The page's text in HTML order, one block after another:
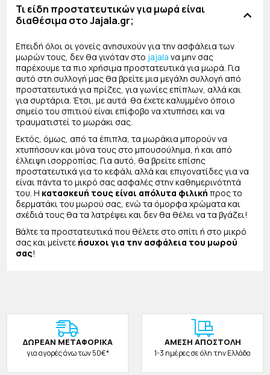
μπορέσει να κάνει τα πρώτα του βήματα με ασφάλεια και
σιγουριά. Βοηθήστε το μικρό σας να
ανεξαρτητοποιηθεί και να ξεκινήσει να περπατάει με
ασφάλεια! Διαλέξτε ανάμεσα σε ποικιλία χρωμάτων και
σχεδίων!
Επιγονατίδες για μωρά
Ανακαλύψτε στο jajala.gr επιγονατίδες που λειτουργούν
ως μαλακά μαξιλαράκια για να προστατεύουν τα γόνατα
του παιδιού στις πρώτες προσπάθειες να μπουσουλήσει!
Θα βρείτε στη συλλογή μας πολλά σχέδια και χρώματα για
να αγοράσετε αυτό που ταιριάζει περισσότερο στο μικρό
σας! Φοριούνται εύκολα και πλένονται!
Προστατευτικά επίπλων για Μωρά
Όλα τα μωράκια, λόγω έλλειψης ισορροπίας, αλλά και
αίσθησης κινδύνου είναι επίφοβα μήπως τραυματιστούν.
Επειδή δεν γίνεται να αδειάσετε το σπίτι από τα έπιπλα με
τον φόβο μη χτυπήσει το μωράκι σας,
σας
έχουμε τη λύση! Τα προστατευτικά επίπλων για μωρά
που σας παρέχουμε θα δώσουν τέλος σε αυτό το
πρόβλημα.
είναι ιδανικά για να προστατέψουν το παιδάκι σας από
κάθε κίνδυνο. Επιλέξτε όλα όσα χρειάζεστε και μείνετε
ήσυχοι ότι το παιδάκι σας
θα είναι πάντα ασφαλές.
Τι είδη προστατευτικών για μωρά είναι
διαθέσιμα στο Jajala.gr;
Επειδή όλοι οι γονείς ανησυχούν για την ασφάλεια των
μωρών τους, δεν θα γινόταν στο jajala να μην σας
παρέχουμε τα πιο χρήσιμα προστατευτικά για μωρά. Για
αυτό στη συλλογή μας θα βρείτε μια μεγάλη συλλογή από
προστατευτικά για πρίζες, για γωνίες επίπλων, αλλά και
για συρτάρια. Έτσι, με αυτά θα έχετε καλυμμένο όποιο
σημείο του σπιτιού είναι επίφοβο να χτυπήσει και να
τραυματιστεί το μωράκι σας.
Εκτός, όμως, από τα έπιπλα, τα μωράκια μπορούν να
χτυπήσουν και μόνα τους στο μπουσούλημα, ή και από
έλλειψη ισορροπίας. Για αυτό, θα βρείτε επίσης
προστατευτικά για το κεφάλι αλλά και επιγονατίδες για να
είναι πάντα το μικρό σας ασφαλές στην καθημερινότητά
του. Η κατασκευή τους είναι απόλυτα φιλική προς το
δερματάκι του μωρού σας, ενώ τα όμορφα χρώματα και
σχέδιά τους θα τα λατρέψει και δεν θα θέλει να τα βγάζει!
Βάλτε τα προστατευτικά που θέλετε στο σπίτι ή στο μικρό
σας και μείνετε ήσυχοι για την ασφάλεια του μωρού
σας!
ΔΩΡΕAΝ ΜΕΤΑΦΟΡΙΚΑ
για αγορές άνω των 50€*
ΑΜΕΣΗ ΑΠΟΣΤΟΛΗ
1-3 ημέρες σε όλη την Ελλάδα